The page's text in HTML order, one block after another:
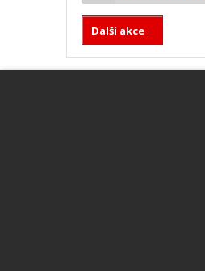
Další akce
.